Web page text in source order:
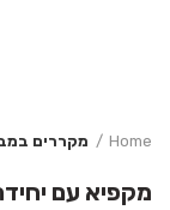
Home מקררים
מקפיא עם יחידת